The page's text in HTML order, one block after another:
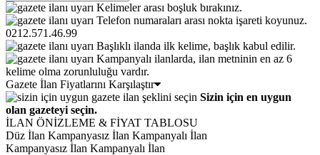
Kelimeler arası boşluk bırakınız.
Telefon numaraları arası nokta işareti koyunuz.
0212.571.46.99
Başlıklı ilanda ilk kelime, başlık kabul edilir.
Kampanyalı ilanlarda, ilan metninin en az 6
kelime olma zorunluluğu vardır.
Gazete İlan Fiyatlarını Karşılaştır
Sizin için en uygun
olan gazeteyi seçin.
İLAN ÖNİZLEME & FİYAT TABLOSU
Düz İlan Kampanyasız İlan Kampanyalı İlan
Kampanyasız İlan Kampanyalı İlan